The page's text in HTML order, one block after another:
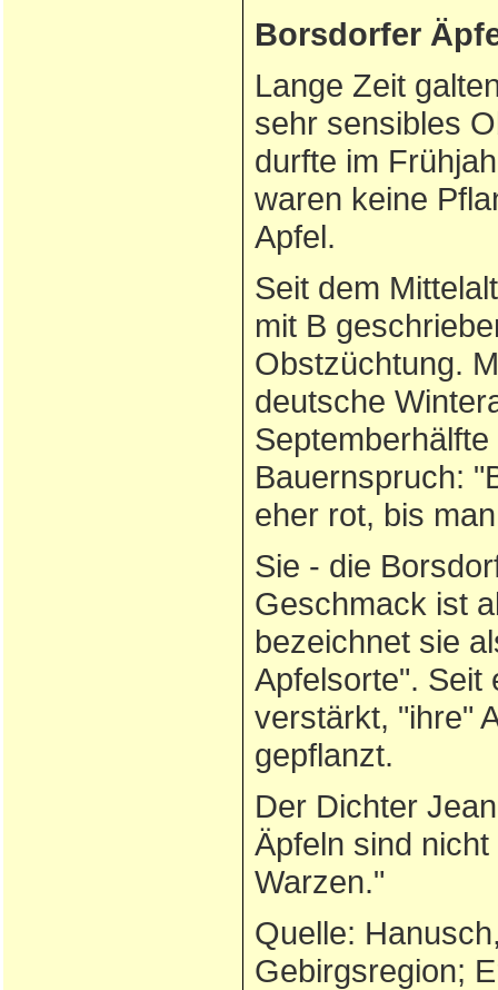
Borsdorfer
Lange Zeit
sehr sensibles
durfte im
waren keine
Apfel.
Seit dem
mit B
Obstzüchtung.
deutsche
Bauernspruch:
eher rot, bis
Sie - die
Geschmack ist
bezeichnet sie
Apfelsorte". Seit
verstärkt, "ihre"
gepflanzt.
Der Dichter
Äpfeln sind
Warzen."
Quelle:
Gebirgsregion;